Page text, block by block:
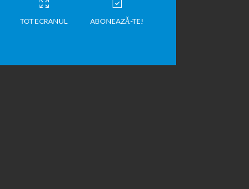
TOT ECRANUL ABONEAZĂ-TE!